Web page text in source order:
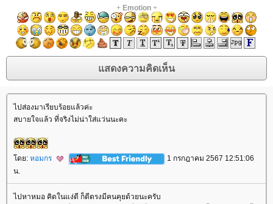
+ Emotion+
ไปส่องมาเรียบร้อยแล้วค่ะ
สบายใจแล้ว ที่จริงไม่น่าใส่แว่นนะคะ
ดย: หอมกร
1 กรกฎาคม 2567 12:51:06
น.
ไปหาหมอ คิดในแง่ดี ก็ดีตรงมีคนคุยด้วยนะครับ